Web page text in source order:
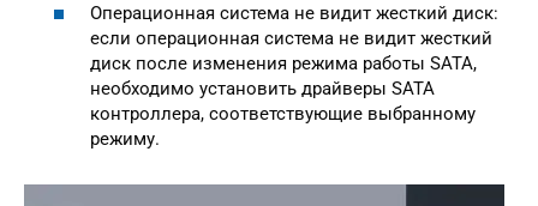
Операционная система не видит жесткий диск:
если операционная система не видит жесткий
диск после изменения режима работы SATA,
необходимо установить драйверы SATA
контроллера, соответствующие выбранному
режиму.